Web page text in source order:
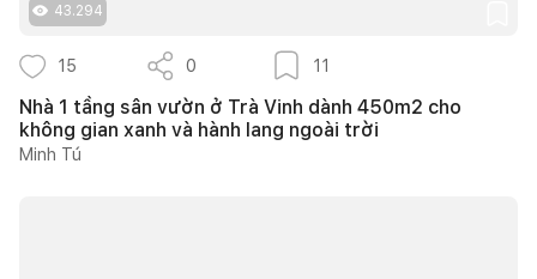
43.294
15 0 11
Nhà 1 tầng sân vườn ở Trà Vinh dành 450m2 cho
không gian xanh và hành lang ngoài trời
Minh Tú